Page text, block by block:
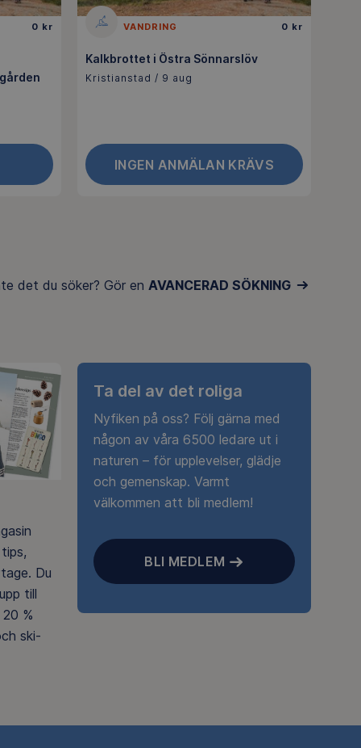
0 kr VANDRING 0 kr
Kalkbrottet i Östra Sönnarslöv
Kristianstad / 9 aug
INGEN ANMÄLAN KRÄVS
det du söker? Gör en AVANCERAD SÖKNING
Du
till
%
ski-
Ta del av det roliga
Nyfiken på oss? Följ gärna med
någon av våra 6500 ledare ut i
naturen – för upplevelser, glädje
och gemenskap. Varmt
välkommen att bli medlem!
BLI MEDLEM